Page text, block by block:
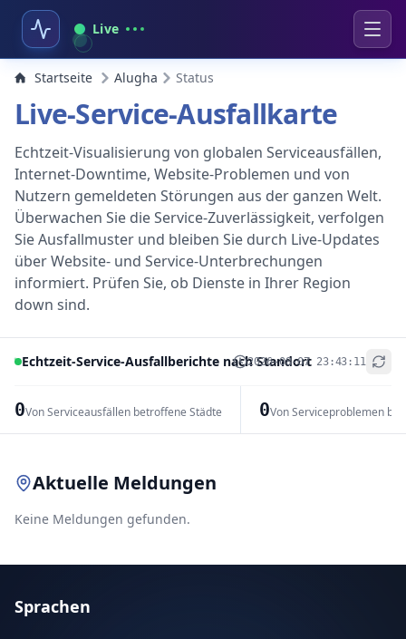
Live
Startseite Alugha Status
Live-Service-Ausfallkarte
Echtzeit-Visualisierung von globalen Serviceausfällen,
Internet-Downtime, Website-Problemen und von
Nutzern gemeldeten Störungen aus der ganzen Welt.
Überwachen Sie die Service-Zuverlässigkeit, verfolgen
Sie Ausfallmuster und bleiben Sie durch Live-Updates
über Website- und Service-Unterbrechungen
informiert. Prüfen Sie, ob Dienste in Ihrer Region
down sind.
Echtzeit-Service-Ausfallberichte nach Standort
2026-08-07 23:43:11
0Von Serviceausfällen betroffene Städte 0Von Serviceproblemen
+
Aktuelle Meldungen
Keine Meldungen gefunden.
Sprachen